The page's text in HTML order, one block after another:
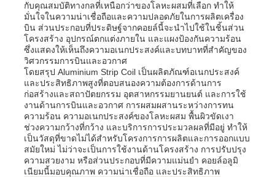
ผนังอลูมิเนียมแผ่น
แผงอลูมิเนียมรังผึ้ง
รังผึ้งอลูมิเนียม
อลูมิเนียมกระจก
กับคุณสมบัติทางกลที่เหนือกว่าของโลหะผสมที่เลือก ทำให้
มั่นใจในความน่าเชื่อถือและความปลอดภัยในการผลิตเครื่อง
บิน ส่วนประกอบที่ประดิษฐ์จากคอยล์นี้จะนำไปใช้ในชิ้นส่วน
โครงสร้าง อุปกรณ์ตกแต่งภายใน และแผงป้องกันความร้อน
ซึ่งแสดงให้เห็นถึงความอเนกประสงค์และบทบาทที่สำคัญของ
วิศวกรรมการบินและอวกาศ
โดยสรุป Aluminium Strip Coil เป็นผลิตภัณฑ์อเนกประสงค์
และประสิทธิภาพสูงที่ตอบสนองความต้องการด้านการ
ก่อสร้างและสถาปัตยกรรม อุตสาหกรรมยานยนต์ และการใช้
งานด้านการบินและอวกาศ การผสมผสานระหว่างการทน
ความร้อน ความอเนกประสงค์ของโลหะผสม พื้นผิวขัดเงา
ช่วงความกว้างที่กว้าง และบริการการประมวลผลที่มีอยู่ ทำให้
เป็นวัสดุที่ขาดไม่ได้สำหรับโครงการการผลิตและการออกแบบ
สมัยใหม่ ไม่ว่าจะเป็นการใช้งานด้านโครงสร้าง การปรับปรุง
ความสวยงาม หรือส่วนประกอบที่มีความแม่นยำ คอยล์อลูมิ
เนียมนี้มอบคุณภาพ ความน่าเชื่อถือ และประสิทธิภาพ